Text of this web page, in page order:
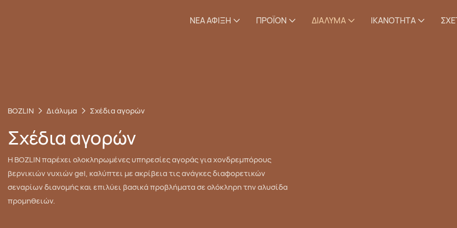
ΝΈΑ ΆΦΙΞΗ ΠΡΟΪΌΝ ΔΙΆΛΥΜΑ ΙΚΑΝΌΤΗΤΑ
BOZLIN Διάλυμα Σχέδια αγορών
Σχέδια αγορών
Η BOZLIN παρέχει ολοκληρωμένες υπηρεσίες αγοράς για χονδρεμπόρους
βερνικιών νυχιών gel, καλύπτει με ακρίβεια τις ανάγκες διαφορετικών
σεναρίων διανομής και επιλύει βασικά προβλήματα σε ολόκληρη την αλυσίδα
προμηθειών.